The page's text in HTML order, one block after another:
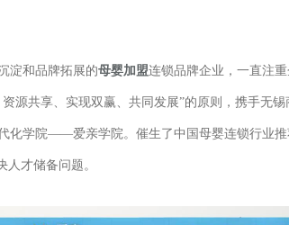
淀和品牌拓展的母婴加盟连锁品牌企业，一直注
源共享、实现双赢、共同发展”的原则，携手无
化学院——爱亲学院。催生了中国母婴连锁行业
才储备问题。